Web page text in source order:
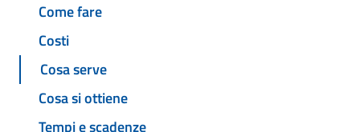
Come fare
Costi
Cosa serve
Cosa si ottiene
Tempi e scadenze